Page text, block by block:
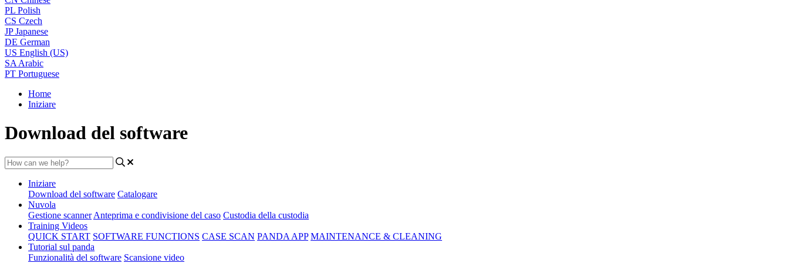
PL Polish
CS Czech
JP Japanese
DE German
US English (US)
SA Arabic
PT Portuguese
Home
Iniziare
Download del software
Iniziare
Download del software Catalogare
Nuvola
Gestione scanner Anteprima e condivisione del caso Custodia della custodia
Training Videos
QUICK START SOFTWARE FUNCTIONS CASE SCAN PANDA APP MAINTENANCE & CLEANING
Tutorial sul panda
Funzionalità del software Scansione video